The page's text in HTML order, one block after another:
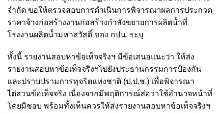
จำกัด ขอให้ตรวจสอบการดำเนินการพิจารณาผลการประกวด
ราคาจ้างก่อสร้างงานก่อสร้างกำลังขยายการผลิตน้ำที่
โรงงานผลิตน้ำมหาสวัสดิ์ ของ กปน. ระบุ
ทั้งนี้ รายงานสอบหาข้อเท็จจริงฯ มีข้อเสนอแนะว่า ให้ส่ง
รายงานสอบหาข้อเท็จจริงฯไปยังประธานกรรมการป้องกัน
และปราบปรามการทุจริตแห่งชาติ (ป.ป.ช.) เพื่อพิจารณา
ไต่สวนข้อเท็จจริง เนื่องจากมีพฤติการณ์ส่อว่าใช้อำนาจหน้าที่
โดยมิชอบ พร้อมทั้งเห็นควรให้ส่งรายงานสอบหาข้อเท็จจริงฯ